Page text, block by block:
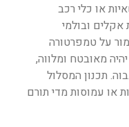
או כלי רכב
ובולמי
על טמפרטורה
מאובטח ומלווה,
תכנון המסלול
או עמוסות מדי תורם